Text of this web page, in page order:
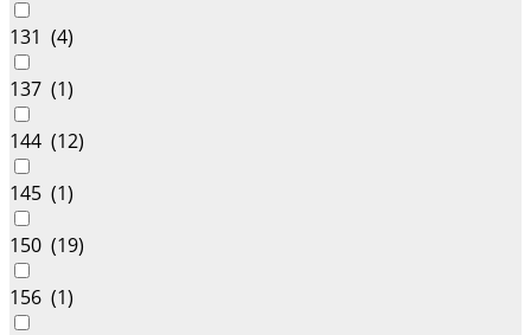
131 (4)
137 (1)
144 (12)
145 (1)
150 (19)
156 (1)